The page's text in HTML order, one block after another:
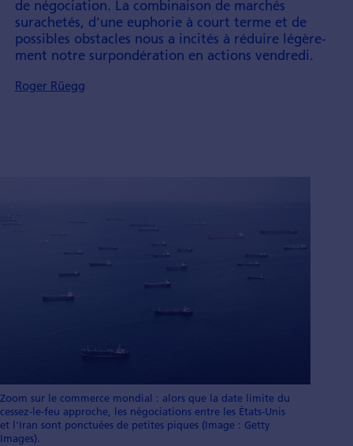
­
de négo­ciation. La combi­naison de marchés
surachetés, d'une euphorie à court terme et de
possibles obstacles nous a incités à réduire légère­
ment notre surpon­dération en actions vendredi.
Roger Rüegg
Zoom sur le commerce mondial : alors que la date limite du
cessez-le-feu approche, les négociations entre les États-Unis
et l'Iran sont ponctuées de petites piques (Image : Getty
Images).